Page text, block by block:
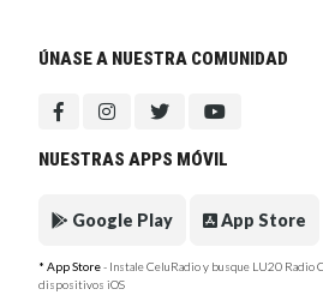
ÚNASE A NUESTRA COMUNIDAD
NUESTRAS APPS MÓVIL
Google Play App Store
* App Store- Instale CeluRadio y busque LU20 Radio
dispositivos iOS